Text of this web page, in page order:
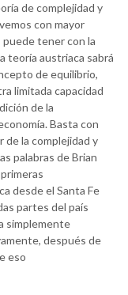
de complejidad y
con mayor
puede tener con la
teoría austriaca sabrá
de equilibrio,
limitada capacidad
de la
Basta con
de la complejidad y
palabras de Brian
desde el Santa Fe
partes del país
simplemente
después de
eso